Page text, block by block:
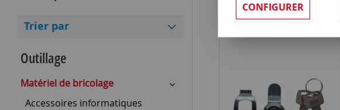
Trier par
Outillage
Matériel de bricolage
Accessoires informatiques
CONFIGURER